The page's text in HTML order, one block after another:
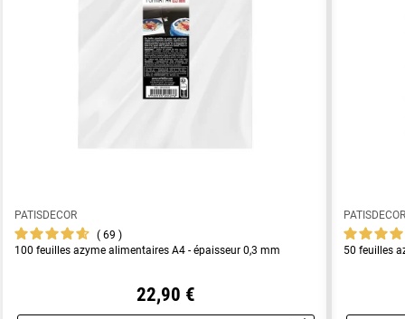
PATISDECOR
69
100 feuilles azyme alimentaires A4 - épaisseur 0,3 mm
22,90 €
50 feuilles